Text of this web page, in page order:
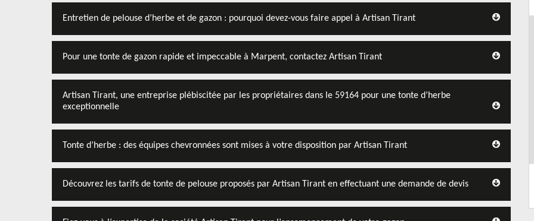
Entretien de pelouse d’herbe et de gazon : pourquoi devez-vous faire appel à Artisan Tirant
Pour une tonte de gazon rapide et impeccable à Marpent, contactez Artisan Tirant
Artisan Tirant, une entreprise plébiscitée par les propriétaires dans le 59164 pour une tonte d’herbe
exceptionnelle
Tonte d’herbe : des équipes chevronnées sont mises à votre disposition par Artisan Tirant
Découvrez les tarifs de tonte de pelouse proposés par Artisan Tirant en effectuant une demande de devis